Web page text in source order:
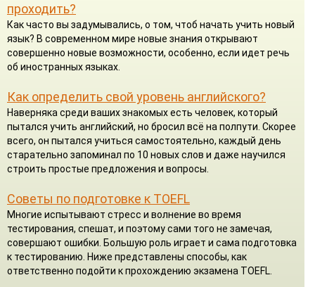
проходить?
Как часто вы задумывались, о том, чтоб начать учить новый
язык? В современном мире новые знания открывают
совершенно новые возможности, особенно, если идет речь
об иностранных языках.
Как определить свой уровень английского?
Наверняка среди ваших знакомых есть человек, который
пытался учить английский, но бросил всё на полпути. Скорее
всего, он пытался учиться самостоятельно, каждый день
старательно запоминал по 10 новых слов и даже научился
строить простые предложения и вопросы.
Советы по подготовке к TOEFL
Многие испытывают стресс и волнение во время
тестирования, спешат, и поэтому сами того не замечая,
совершают ошибки. Большую роль играет и сама подготовка
к тестированию. Ниже представлены способы, как
ответственно подойти к прохождению экзамена TOEFL.